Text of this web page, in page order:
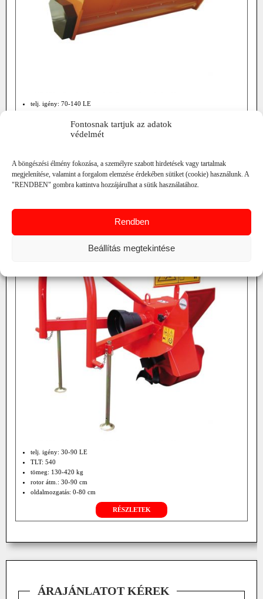
Fontosnak tartjuk az adatok
védelmét
A böngészési élmény fokozása, a személyre szabott hirdetések vagy tartalmak
megjelenítése, valamint a forgalom elemzése érdekében sütiket (cookie) használunk. A
"RENDBEN" gombra kattintva hozzájárulhat a sütik használatához.
Rendben
Beállítás megtekintése
telj. igény: 70-140 LE
űrtartalom: 830-1300 l
tömeg: 350-450 kg
RÉSZLETEK
telj. igény: 30-90 LE
TLT: 540
tömeg: 130-420 kg
rotor átm.: 30-90 cm
oldalmozgatás: 0-80 cm
RÉSZLETEK
ÁRAJÁNLATOT KÉREK